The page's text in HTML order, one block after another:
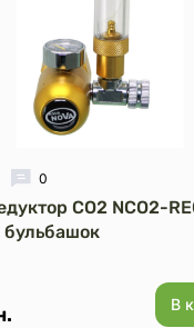
0
CO2 NCO2-
бульбашок
В